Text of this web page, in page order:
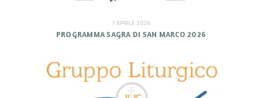
7 APRILE 2026
PROGRAMMA SAGRA DI SAN MARCO 2026